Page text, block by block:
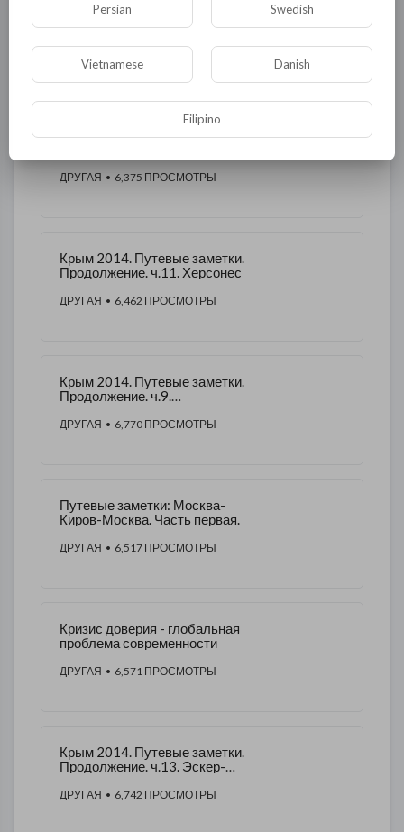
ДРУГОЕ ЭТОГО АВТОРА
Опять свиной грипп? И почему
ДРУГАЯ • 6,375 ПРОСМОТРЫ
Крым 2014. Путевые заметки.
Продолжение. ч.11. Херсонес
ДРУГАЯ • 6,462 ПРОСМОТРЫ
Крым 2014. Путевые заметки.
Продолжение. ч.9.
ДРУГАЯ • 6,770 ПРОСМОТРЫ
Путевые заметки: Москва-
Киров-Москва. Часть первая.
ДРУГАЯ • 6,517 ПРОСМОТРЫ
Кризис доверия - глобальная
проблема современности
ДРУГАЯ • 6,571 ПРОСМОТРЫ
Крым 2014. Путевые заметки.
Продолжение. ч.13. Эскер-
ДРУГАЯ • 6,742 ПРОСМОТРЫ
Persian Swedish
Vietnamese Danish
Filipino